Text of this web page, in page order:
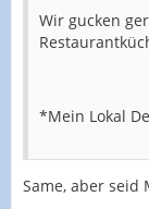
Wir gucken
*Mein Lokal
Same, aber seid